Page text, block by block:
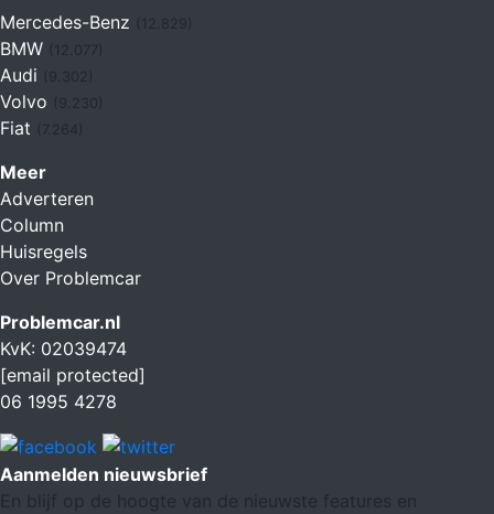
Mercedes-Benz
BMW
Audi
Volvo
Fiat (7.264)
Meer
Adverteren
Column
Huisregels
Over Problemcar
Problemcar.nl
KvK: 02039474
[email protected]
06 1995 4278
Aanmelden nieuwsbrief
En blijf op de hoogte van de nieuwste features en